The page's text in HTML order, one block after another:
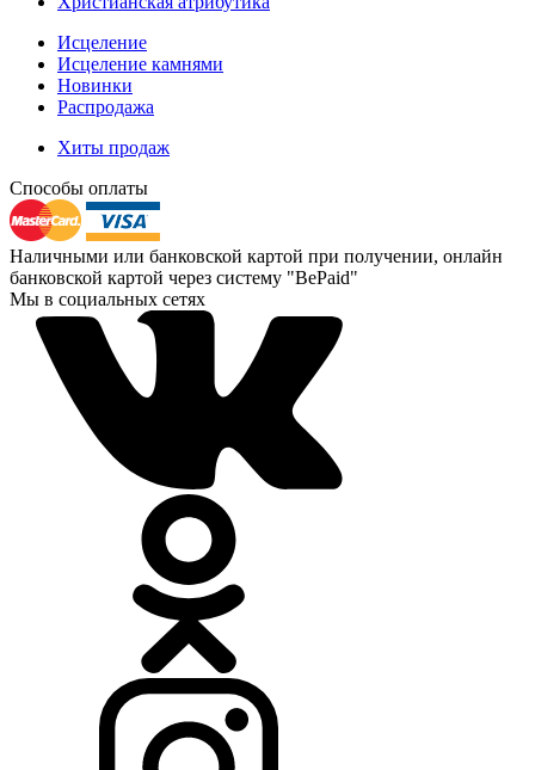
Исцеление
Исцеление камнями
Новинки
Распродажа
Хиты продаж
Способы оплаты
Наличными или банковской картой при получении, онлайн
банковской картой через систему "BePaid"
Мы в социальных сетях